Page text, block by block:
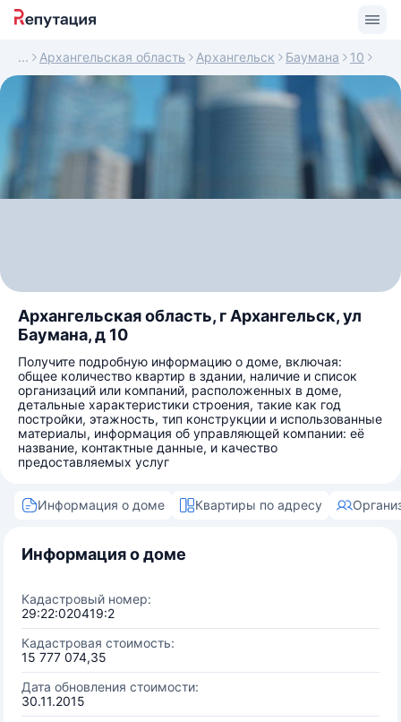
Архангельская область Архангельск Баумана 10
Архангельская область, г Архангельск, ул
Баумана, д 10
Получите подробную информацию о доме, включая:
общее количество квартир в здании, наличие и список
организаций или компаний, расположенных в доме,
детальные характеристики строения, такие как год
постройки, этажность, тип конструкции и использованные
материалы, информация об управляющей компании: её
название, контактные данные, и качество
предоставляемых услуг
Информация о доме Квартиры по адресу
Информация о доме
Кадастровый номер:
29:22:020419:2
Кадастровая стоимость:
15 777 074,35
Дата обновления стоимости:
30.11.2015